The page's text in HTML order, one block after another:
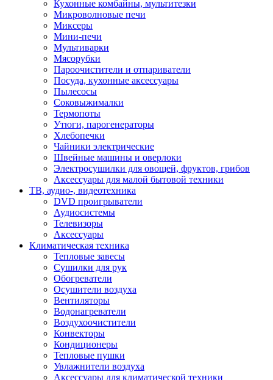
Кухонные комбайны, мультитезки
Микроволновые печи
Миксеры
Мини-печи
Мультиварки
Мясорубки
Пароочистители и отпариватели
Посуда, кухонные аксессуары
Пылесосы
Соковыжималки
Термопоты
Утюги, парогенераторы
Хлебопечки
Чайники электрические
Швейные машины и оверлоки
Электросушилки для овощей, фруктов, грибов
Аксессуары для малой бытовой техники
ТВ, аудио-, видеотехника
DVD проигрыватели
Аудиосистемы
Телевизоры
Аксессуары
Климатическая техника
Тепловые завесы
Сушилки для рук
Обогреватели
Осушители воздуха
Вентиляторы
Водонагреватели
Воздухоочистители
Конвекторы
Кондиционеры
Тепловые пушки
Увлажнители воздуха
Аксессуары для климатической техники